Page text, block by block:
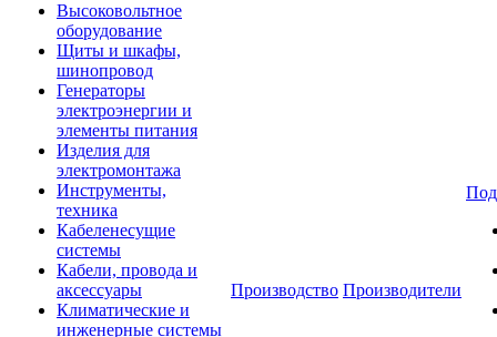
Высоковольтное
оборудование
Щиты и шкафы,
шинопровод
Генераторы
электроэнергии и
элементы питания
Изделия для
электромонтажа
Инструменты,
техника
Кабеленесущие
системы
Кабели, провода и
аксессуары
Климатические и
инженерные системы
Производство Производители